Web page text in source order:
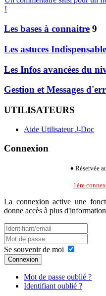
!
Les bases à connaitre 9
Les astuces
Les Infos avancées du
Gestion et Messages
UTILISATEURS
Aide Utilisateur J-Doc
Connexion
♦ Réservée
1ère
La connexion active une
donne accès à plus
Se souvenir de moi
Connexion
Mot de passe oublié ?
Identifiant oublié ?